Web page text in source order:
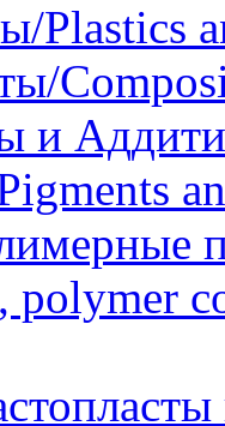
polymer